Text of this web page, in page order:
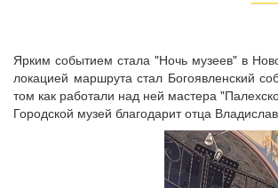
Ярким событием стала "Ночь музеев" в
локацией маршрута стал Богоявленский
том как работали над ней мастера
Городской музей благодарит отца